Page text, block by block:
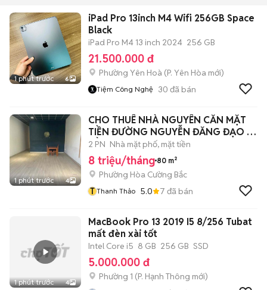
1 phút trước 6
iPad Pro 13inch M4 Wifi 256GB Space
Black
iPad Pro M4 13 inch 2024 256 GB
21.500.000 đ
Phường Yên Hoà (P. Yên Hòa mới)
Tiệm Công Nghệ 30 đã bán
1 phút trước 4
CHO THUÊ NHÀ NGUYÊN CĂN MẶT
TIỀN ĐƯỜNG NGUYỄN ĐĂNG ĐẠO -
GẦN 30/4
2 PN Nhà mặt phố, mặt tiền
8 triệu/tháng 80 m²
Phường Hòa Cường Bắc
T Thanh Thảo 5.0 7 đã bán
1 phút trước 4
MacBook Pro 13 2019 I5 8/256 Tubat
mất đèn xài tốt
Intel Core i5 8 GB 256 GB SSD
5.000.000 đ
Phường 1 (P. Hạnh Thông mới)